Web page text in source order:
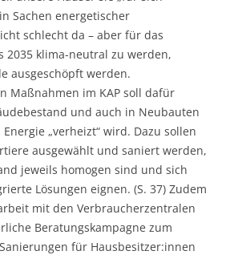
Sachen energetischer
schlecht da – aber für das
2035 klima-neutral zu werden,
ausgeschöpft werden.
Maßnahmen im KAP soll dafür
und auch in Neubauten
„verheizt“ wird. Dazu sollen
ausgewählt und saniert werden,
jeweils homogen sind und sich
Lösungen eignen. (S. 37) Zudem
mit den Verbraucherzentralen
Beratungskampagne zum
für Hausbesitzer:innen